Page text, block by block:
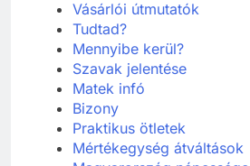
Vásárlói útmutatók
Tudtad?
Mennyibe kerül?
Szavak jelentése
Matek infó
Bizony
Praktikus ötletek
Mértékegység átváltások